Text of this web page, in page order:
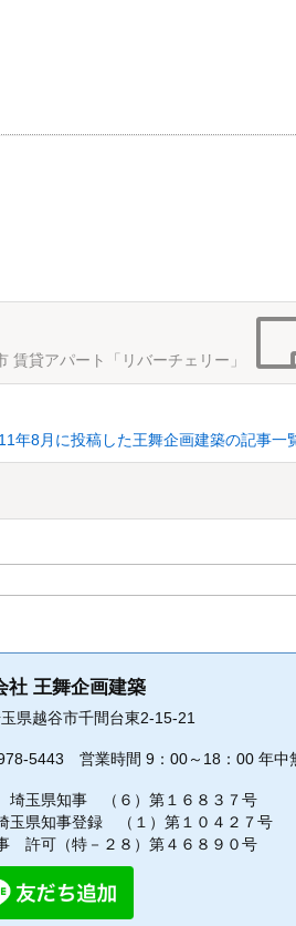
賃貸アパート「リバーチェリー」
年8月に投稿した王舞企画建築の記事一
社 王舞企画建築
県越谷市千間台東2-15-21
5443 営業時間 9：00～18：00 年中
埼玉県知事 （６）第１６８３７号
玉県知事登録 （１）第１０４２７号
許可（特－２８）第４６８９０号